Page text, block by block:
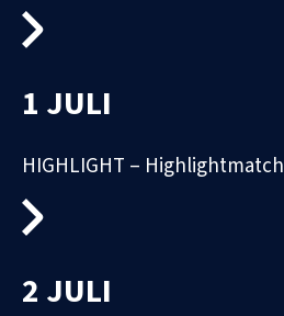
1 JULI
HIGHLIGHT – Highlightmatch
2 JULI